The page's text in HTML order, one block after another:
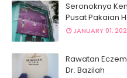
Seronoknya
Pusat Pakaian
JANUARY 01,
Rawatan
Dr. Bazilah